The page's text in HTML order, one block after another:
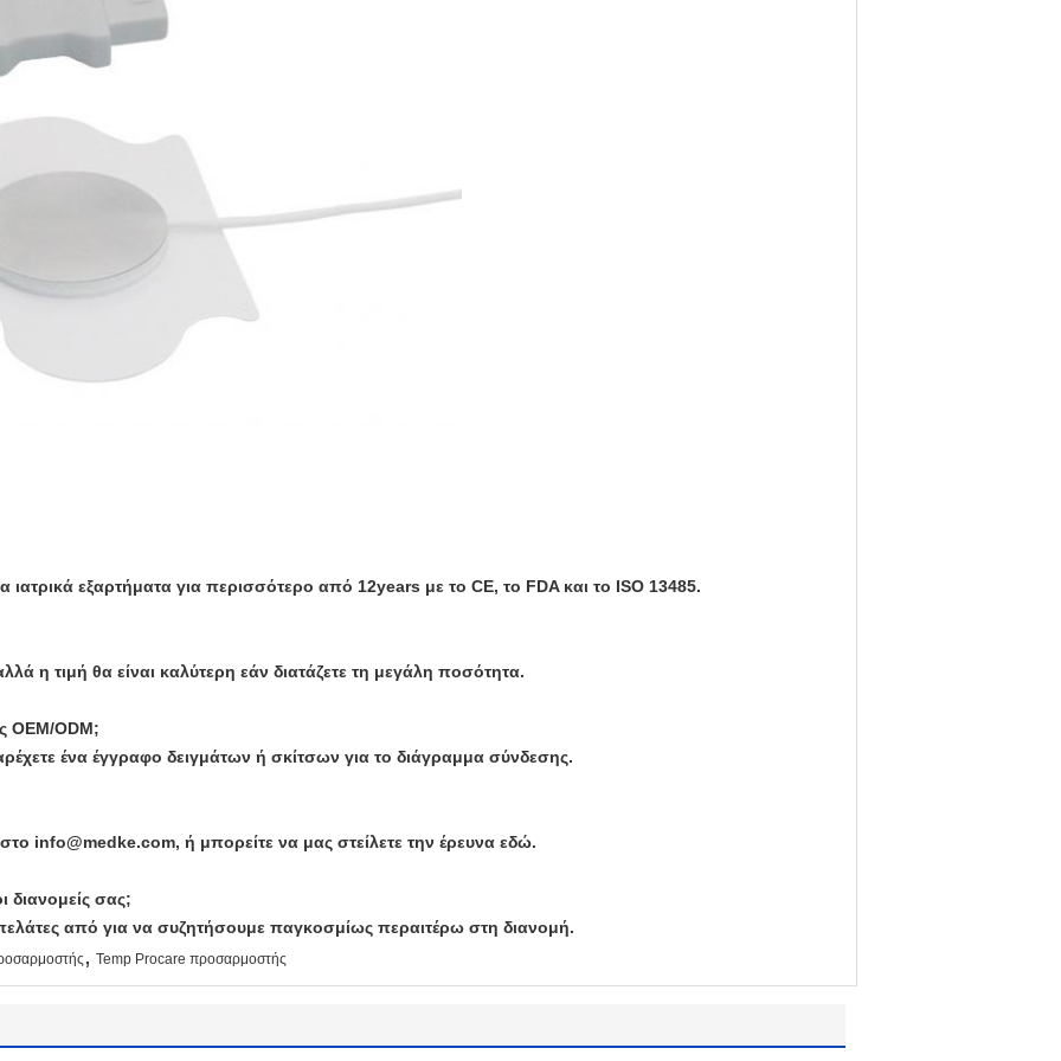
ιατρικά εξαρτήματα για περισσότερο από 12years με το CE, το FDA και το ISO 13485.
η τιμή θα είναι καλύτερη εάν διατάζετε τη μεγάλη ποσότητα.
OEM/ODM;
ένα έγγραφο δειγμάτων ή σκίτσων για το διάγραμμα σύνδεσης.
info@medke.com, ή μπορείτε να μας στείλετε την έρευνα εδώ.
διανομείς σας;
από για να συζητήσουμε παγκοσμίως περαιτέρω στη διανομή.
, Temp Procare προσαρμοστής